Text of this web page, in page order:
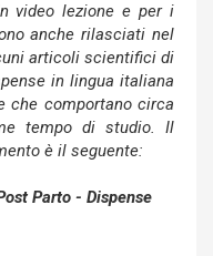
video lezione e per i
anche rilasciati nel
articoli scientifici di
in lingua italiana
comportano circa
tempo di studio. Il
è il seguente:
Parto - Dispense